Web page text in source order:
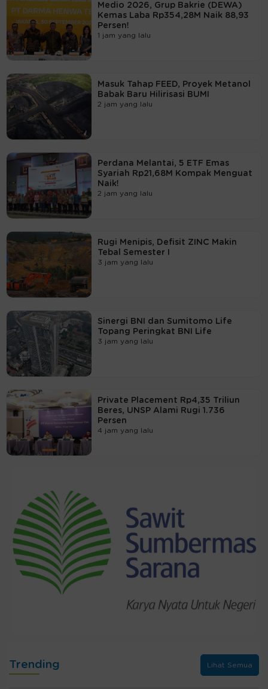
Medio 2026, Grup Bakrie (DEWA)
Kemas Laba Rp354,28M Naik 88,93
Persen!
1 jam yang lalu
Masuk Tahap FEED, Proyek Metanol
Babak Baru Hilirisasi BUMI
2 jam yang lalu
Perdana Melantai, 5 ETF Emas
Syariah Rp21,68M Kompak Menguat
Naik!
2 jam yang lalu
Rugi Menipis, Defisit ZINC Makin
Tebal Semester I
3 jam yang lalu
Sinergi BNI dan Sumitomo Life
Topang Peringkat BNI Life
3 jam yang lalu
Private Placement Rp4,35 Triliun
Beres, UNSP Alami Rugi 1.736
Persen
4 jam yang lalu
Trending Lihat Semua